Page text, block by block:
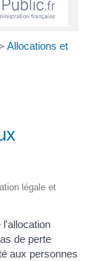
> Allocations et
légale et
l'allocation
de perte
aux personnes